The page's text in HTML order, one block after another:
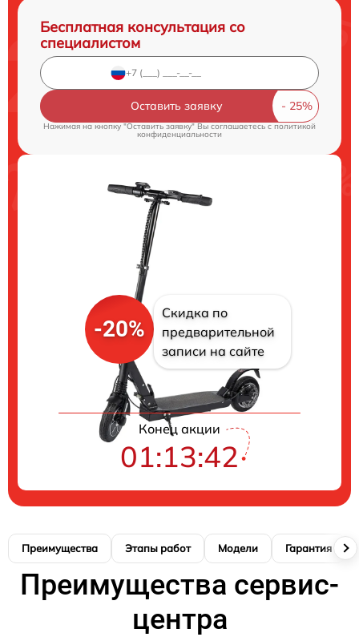
Бесплатная консультация со
специалистом
Оставить заявку
Нажимая на кнопку "Оставить заявку" Вы соглашаетесь cполитикой
конфиденциальности
-20%
Скидка по
предварительной
записи на сайте
Конец акции
01:13:41
Преимущества Этапы работ Модели Гарантия
Преимущества сервис-
центра